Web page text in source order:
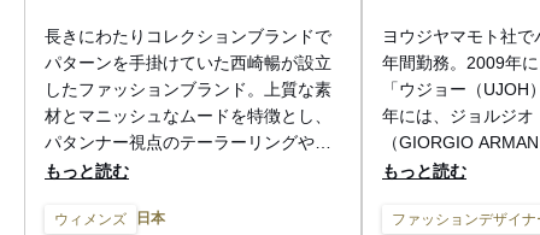
長きにわたりコレクションブランドで
パターンを手掛けていた西崎暢が設立
したファッションブランド。上質な素
材とマニッシュなムードを特徴とし、
パタンナー視点のテーラーリングやカ
ッティングを得意としている。
もっと読む
ウィメンズ 日本
ヨウジヤマモト社
年間勤務。2009年
「ウジョー（
年には、ジョルジオ
（GIORGIO
ーをサポートする
間にてショーを開
もっと読む
ファッションデザイナ